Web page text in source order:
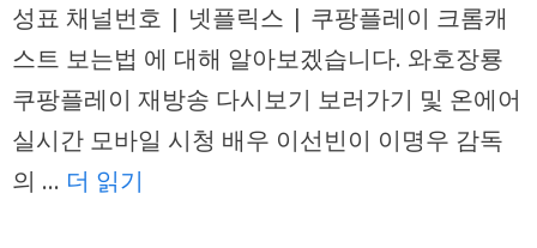
성표 채널번호 | 넷플릭스 | 쿠팡플레이 크롬캐
스트 보는법 에 대해 알아보겠습니다. 와호장룡
쿠팡플레이 재방송 다시보기 보러가기 및 온에어
실시간 모바일 시청 배우 이선빈이 이명우 감독
의 … 더 읽기